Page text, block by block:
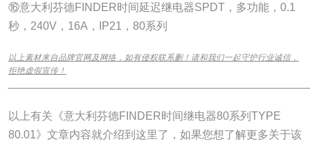
⑯意大利芬德FINDER时间延迟继电器SPDT，多功能，0.1
秒，240V，16A，IP21，80系列
以上素材来自品牌官网及网络，如有侵权联系删！请和我们一起守护行业诚信，
拒绝虚假宣传！
以上有关《意大利芬德FINDER时间继电器80系列TYPE
80.01》文章内容就介绍到这里了，如果您想了解更多关于该